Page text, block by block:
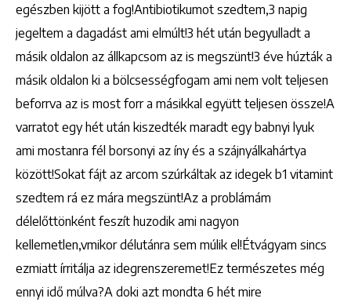
egészben kijött a fog!Antibiotikumot szedtem,3 napig
jegeltem a dagadást ami elmúlt!3 hét után begyulladt a
másik oldalon az állkapcsom az is megszünt!3 éve húzták a
másik oldalon ki a bölcsességfogam ami nem volt teljesen
beforrva az is most forr a másikkal együtt teljesen össze!A
varratot egy hét után kiszedték maradt egy babnyi lyuk
ami mostanra fél borsonyi az íny és a szájnyálkahártya
között!Sokat fájt az arcom szúrkáltak az idegek b1 vitamint
szedtem rá ez mára megszünt!Az a problámám
délelőttönként feszít huzodik ami nagyon
kellemetlen,vmikor délutánra sem múlik el!Étvágyam sincs
ezmiatt írritálja az idegrenszeremet!Ez természetes még
ennyi idő múlva?A doki azt mondta 6 hét mire